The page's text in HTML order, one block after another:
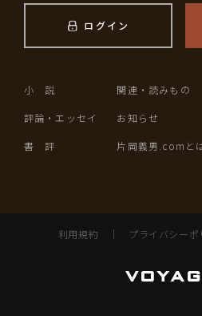
ログイン
小 説
評論・エッセイ
書 評
関連・読みもの
お知らせ
片岡義男.comと
利用規約 ｜ プライバシーポ